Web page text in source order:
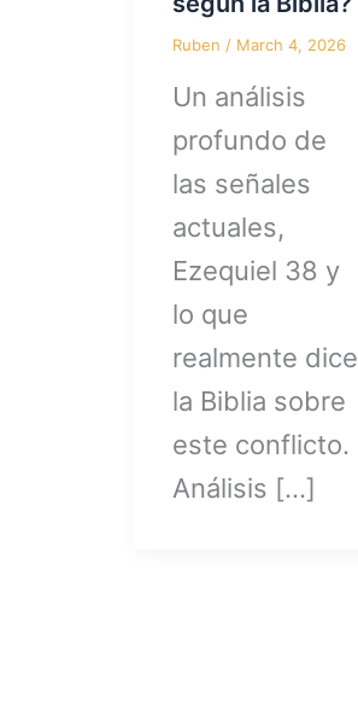
Ruben / March 4, 2026
Un análisis
profundo de
las señales
actuales,
Ezequiel 38 y
lo que
realmente dice
la Biblia sobre
este conflicto.
Análisis […]